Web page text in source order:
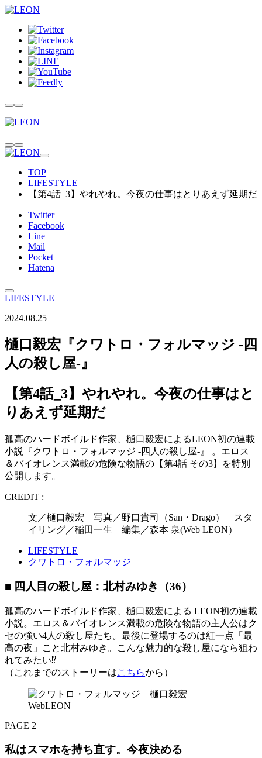
TOP
LIFESTYLE
【第4話_3】やれやれ。今夜の仕事はとりあえず延期だ
Twitter
Facebook
Line
Mail
Pocket
Hatena
LIFESTYLE
2024.08.25
樋口毅宏『クワトロ・フォルマッジ -四
人の殺し屋-』
【第4話_3】やれやれ。今夜の仕事はと
りあえず延期だ
孤高のハードボイルド作家、樋口毅宏によるLEON初の連載
小説『クワトロ・フォルマッジ -四人の殺し屋-』 。エロス
＆バイオレンス満載の危険な物語の【第4話 その3】を特別
公開します。
CREDIT :
文／樋口毅宏 写真／野口貴司（San・Drago） スタ
イリング／稲田一生 編集／森本 泉(Web LEON）
LIFESTYLE
クワトロ・フォルマッジ
■ 四人目の殺し屋：北村みゆき（36）
孤高のハードボイルド作家、樋口毅宏による LEON初の連載
小説。エロス＆バイオレンス満載の危険な物語の主人公はク
セの強い4人の殺し屋たち。最後に登場するのは紅一点「最
高の夜」こと北村みゆき。こんな魅力的な殺し屋になら狙わ
れてみたい⁉
（これまでのストーリーはこちらから）
PAGE 2
私はスマホを持ち直す。今夜決める